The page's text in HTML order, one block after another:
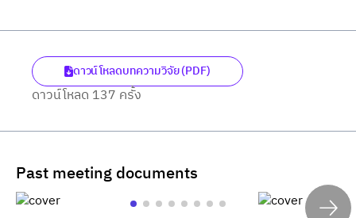
ดาวน์โหลดบทความวิจัย (PDF)
ดาวน์โหลด 137 ครั้ง
Past meeting documents